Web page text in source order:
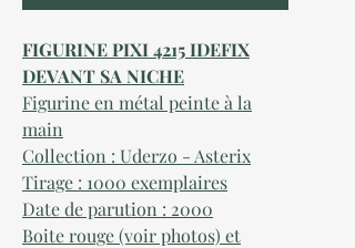
FIGURINE PIXI 4215 IDEFIX
DEVANT SA NICHE
Figurine en métal peinte à la
main
Collection : Uderzo - Asterix
Tirage : 1000 exemplaires
Date de parution : 2000
Boite rouge (voir photos) et